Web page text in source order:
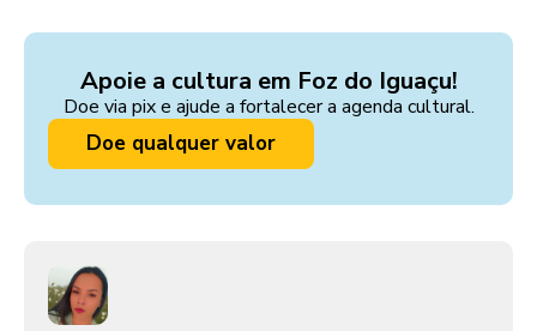
Apoie a cultura em Foz do Iguaçu!
Doe via pix e ajude a fortalecer a agenda cultural.
Doe qualquer valor